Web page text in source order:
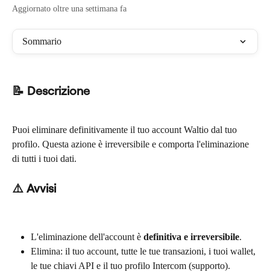
Aggiornato oltre una settimana fa
Sommario
📝 Descrizione
Puoi eliminare definitivamente il tuo account Waltio dal tuo
profilo. Questa azione è irreversibile e comporta l'eliminazione
di tutti i tuoi dati.
⚠️ Avvisi
L'eliminazione dell'account è definitiva e irreversibile.
Elimina: il tuo account, tutte le tue transazioni, i tuoi wallet,
le tue chiavi API e il tuo profilo Intercom (supporto).